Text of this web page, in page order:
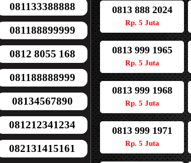
081133388888
081188899999
0812 8055 168
081188888999
08134567890
081212341234
082131415161
0813 888 2024
Rp. 5 Juta
0813 999 1965
Rp. 5 Juta
0813 999 1968
Rp. 5 Juta
0813 999 1971
Rp. 5 Juta